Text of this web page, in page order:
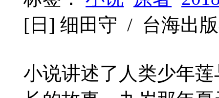
[日] 细田守 / 台海出
小说讲述了人类少年